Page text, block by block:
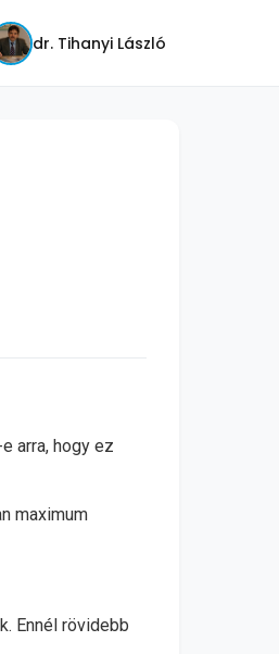
dr. Tihanyi László
arra, hogy ez
maximum
Ennél rövidebb